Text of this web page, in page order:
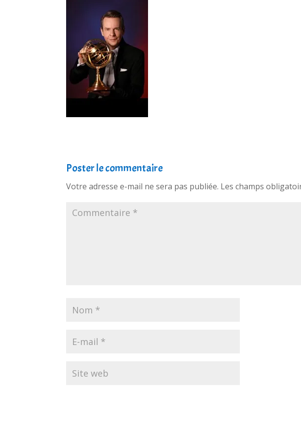
Poster le commentaire
Votre adresse e-mail ne sera pas publiée. Les champs